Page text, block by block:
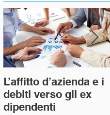
L’affitto d’azienda e i
debiti verso gli ex
dipendenti